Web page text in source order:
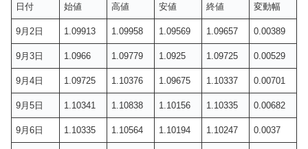
日付 始値 高値 安値 終値 変動幅
9月2日 1.09913 1.09958 1.09569 1.09657 0.00389
9月3日 1.0966 1.09779 1.0925 1.09725 0.00529
9月4日 1.09725 1.10376 1.09675 1.10337 0.00701
9月5日 1.10341 1.10838 1.10156 1.10335 0.00682
9月6日 1.10335 1.10564 1.10194 1.10247 0.0037